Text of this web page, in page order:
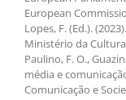
European
Lopes, F. (Ed.).
Ministério da
Paulino, F. O.,
média e
Comunicação e